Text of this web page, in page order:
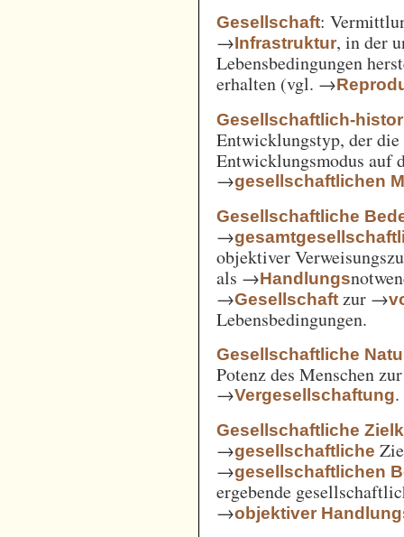
Gesellschaft:
→Infrastruktur, in der
Lebensbedingungen
erhalten (vgl. →
Gesellschaftlich-
Entwicklungstyp, der
Entwicklungsmodus auf
→gesellschaftlichen
Gesellschaftliche
→
objektiver
als →Handlungs
→Gesellschaft zur →
Lebensbedingungen.
Gesellschaftliche
Potenz des Menschen
→Vergesellschaftung.
Gesellschaftliche
→gesellschaftliche
→gesellschaftlichen
ergebende
→objektiver